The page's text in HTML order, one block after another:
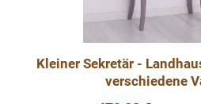
Kleiner Sekretär -
verschiedene